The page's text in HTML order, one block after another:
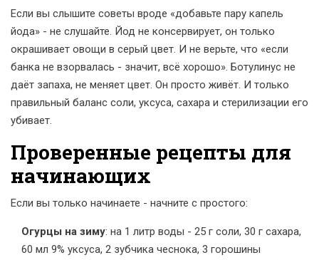
Если вы слышите советы вроде «добавьте пару капель
йода» - не слушайте. Йод не консервирует, он только
окрашивает овощи в серый цвет. И не верьте, что «если
банка не взорвалась - значит, всё хорошо». Ботулинус не
даёт запаха, не меняет цвет. Он просто живёт. И только
правильный баланс соли, уксуса, сахара и стерилизации его
убивает.
Проверенные рецепты для
начинающих
Если вы только начинаете - начните с простого:
Огурцы на зиму: на 1 литр воды - 25 г соли, 30 г сахара,
60 мл 9% уксуса, 2 зубчика чеснока, 3 горошины